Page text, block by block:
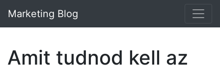
Marketing Blog
Amit tudnod kell az